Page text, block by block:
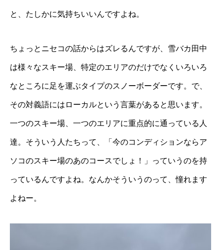
と、たしかに気持ちいいんですよね。
ちょっとニセコの話からはズレるんですが、雪バカ田中
は様々なスキー場、特定のエリアのだけでなくいろいろ
なところに足を運ぶタイプのスノーボーダーです。で、
その対義語にはローカルという言葉があると思います。
一つのスキー場、一つのエリアに重点的に通っている人
達。そういう人たちって、「今のコンディションならア
ソコのスキー場のあのコースでしょ！」っていうのを持
っているんですよね。なんかそういうのって、憧れます
よねー。